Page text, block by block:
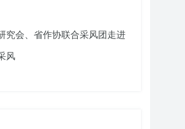
究会、省作协联合采风团走进
风